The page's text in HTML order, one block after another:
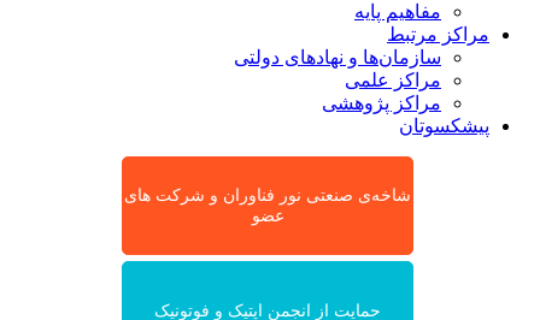
مفاهیم پایه
مراکز مرتبط
سازمان‌ها و نهادهای دولتی
مراکز علمی
مراکز پژوهشی
پیشکسوتان
شاخه‌ی صنعتی نور فناوران و شرکت های
عضو
حمایت از انجمن اپتیک و فوتونیک